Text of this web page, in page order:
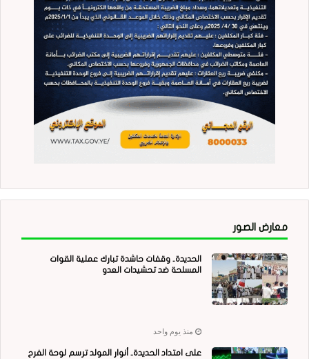
معارض الصور
الحديدة.. وقفات حاشدة تبارك عملية القوات
المسلحة ضد تحشيدات العدو
منذ يوم واحد
على امتداد الحديدة.. أنوار المولد ترسم لوحة الفرح